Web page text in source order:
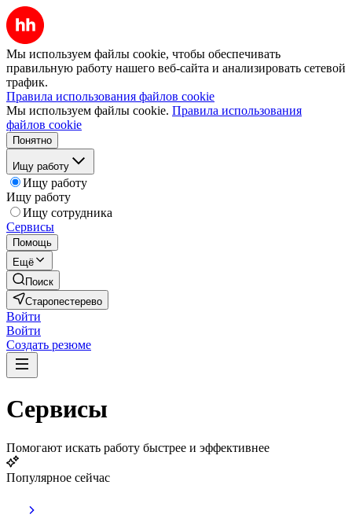
Мы используем файлы cookie, чтобы обеспечивать
правильную работу нашего веб-сайта и анализировать сетевой
трафик.
Правила использования файлов cookie
Мы используем файлы cookie. Правила использования
файлов cookie
Понятно
Ищу работу
Ищу работу
Ищу работу
Ищу сотрудника
Сервисы
Помощь
Ещё
Поиск
Старопестерево
Войти
Войти
Создать резюме
Сервисы
Помогают искать работу быстрее и эффективнее
Популярное сейчас